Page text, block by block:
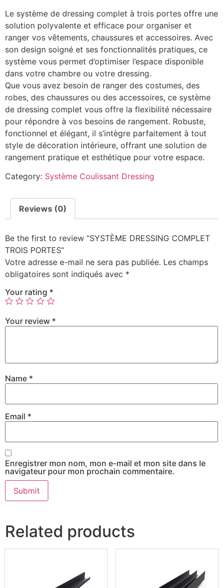
Le système de dressing complet à trois portes offre une
solution polyvalente et efficace pour organiser et
ranger vos vêtements, chaussures et accessoires. Avec
son design soigné et ses fonctionnalités pratiques, ce
système vous permet d’optimiser l’espace disponible
dans votre chambre ou votre dressing.
Que vous avez besoin de ranger des costumes, des
robes, des chaussures ou des accessoires, ce système
de dressing complet vous offre la flexibilité nécessaire
pour répondre à vos besoins de rangement. Robuste,
fonctionnel et élégant, il s’intègre parfaitement à tout
style de décoration intérieure, offrant une solution de
rangement pratique et esthétique pour votre espace.
Category: Système Coulissant Dressing
Reviews (0)
Be the first to review “SYSTÈME DRESSING COMPLET
TROIS PORTES”
Votre adresse e-mail ne sera pas publiée. Les champs
obligatoires sont indiqués avec *
Your rating *
Your review *
Name *
Email *
Enregistrer mon nom, mon e-mail et mon site dans le
navigateur pour mon prochain commentaire.
Related products